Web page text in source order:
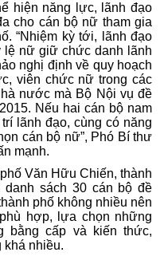
hiện năng lực, lãnh đạo
cho cán bộ nữ tham gia
“Nhiệm kỳ tới, lãnh đạo
lệ nữ giữ chức danh lãnh
nghị định về quy hoạch
viên chức nữ trong các
nước mà Bộ Nội vụ đề
Nếu hai cán bộ nam
lãnh đạo, cùng có năng
cán bộ nữ”, Phó Bí thư
mạnh.
Văn Hữu Chiến, thành
sách 30 cán bộ đề
phố không nhiều nên
hợp, lựa chọn những
bằng cấp và kiến thức,
nhiều.